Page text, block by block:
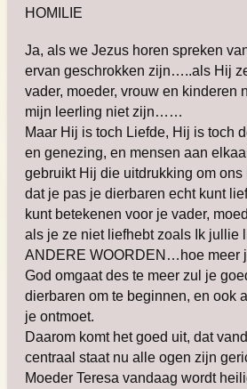
HOMILIE
Ja, als we Jezus horen spreken
ervan geschrokken zijn…..als Hij
vader, moeder, vrouw en kinderen
mijn leerling niet zijn……
Maar Hij is toch Liefde, Hij is toch
en genezing, en mensen aan
gebruikt Hij die uitdrukking om ons
dat je pas je dierbaren echt kunt
kunt betekenen voor je vader,
als je ze niet liefhebt zoals Ik jullie
ANDERE WOORDEN…hoe meer
God omgaat des te meer zul je
dierbaren om te beginnen, en ook
je ontmoet.
Daarom komt het goed uit, dat
centraal staat nu alle ogen zijn
Moeder Teresa vandaag wordt